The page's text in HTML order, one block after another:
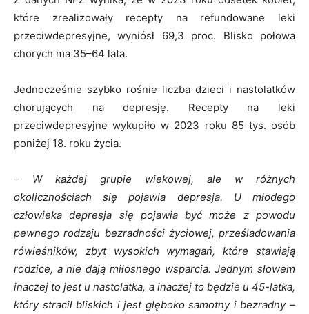
które zrealizowały recepty na refundowane leki
przeciwdepresyjne, wyniósł 69,3 proc. Blisko połowa
chorych ma 35–64 lata.
Jednocześnie szybko rośnie liczba dzieci i nastolatków
chorujących na depresję. Recepty na leki
przeciwdepresyjne wykupiło w 2023 roku 85 tys. osób
poniżej 18. roku życia.
– W każdej grupie wiekowej, ale w różnych
okolicznościach się pojawia depresja. U młodego
człowieka depresja się pojawia być może z powodu
pewnego rodzaju bezradności życiowej, prześladowania
rówieśników, zbyt wysokich wymagań, które stawiają
rodzice, a nie dają miłosnego wsparcia. Jednym słowem
inaczej to jest u nastolatka, a inaczej to będzie u 45-latka,
który stracił bliskich i jest głęboko samotny i bezradny –